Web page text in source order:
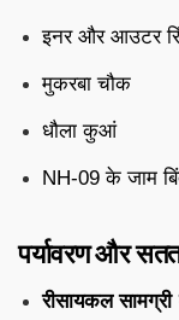
इनर और आउटर
मुकरबा चौक
धौला कुआं
NH-09 के जाम
पर्यावरण और
रीसायकल